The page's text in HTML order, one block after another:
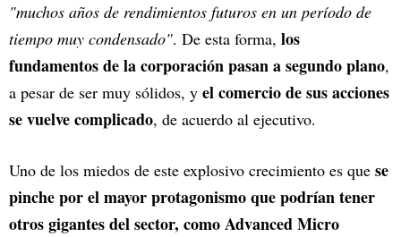
"muchos años de rendimientos futuros en un período de
tiempo muy condensado". De esta forma, los
fundamentos de la corporación pasan a segundo plano,
a pesar de ser muy sólidos, y el comercio de sus acciones
se vuelve complicado, de acuerdo al ejecutivo.
Uno de los miedos de este explosivo crecimiento es que se
pinche por el mayor protagonismo que podrían tener
otros gigantes del sector, como Advanced Micro